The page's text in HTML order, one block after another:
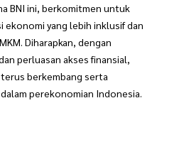
BNI ini, berkomitmen untuk
yang lebih inklusif dan
Diharapkan, dengan
perluasan akses finansial,
berkembang serta
perekonomian Indonesia.